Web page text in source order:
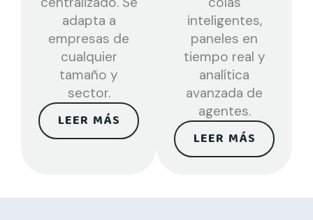
adapta a
empresas de
cualquier
tamaño y
sector.
LEER MÁS
inteligentes,
paneles en
tiempo real y
analítica
avanzada de
agentes.
LEER MÁS